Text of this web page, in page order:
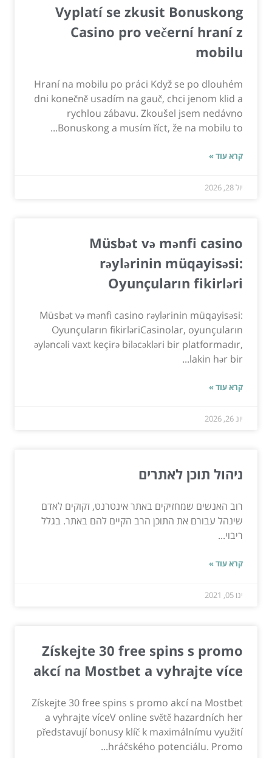
Vyplatí se zkusit Bonuskong
Casino pro večerní hraní z
mobilu
Hraní na mobilu po práci Když se po dlouhém
dni konečně usadím na gauč, chci jenom klid a
rychlou zábavu. Zkoušel jsem nedávno
Bonuskong a musím říct, že na mobilu to...
קרא עוד »
יול 28, 2026
Müsbət və mənfi casino
rəylərinin müqayisəsi:
Oyunçuların fikirləri
Müsbət və mənfi casino rəylərinin müqayisəsi:
Oyunçuların fikirləriCasinolar, oyunçuların
əyləncəli vaxt keçirə biləcəkləri bir platformadır,
lakin hər bir...
קרא עוד »
יונ 26, 2026
ניהול תוכן לאתרים
רוב האנשים שמחזיקים באתר אינטרנט, זקוקים לאדם
שינהל עבורם את התוכן הרב הקיים להם באתר. בגלל
ריבוי...
קרא עוד »
ינו 05, 2021
Získejte 30 free spins s promo
akcí na Mostbet a vyhrajte více
Získejte 30 free spins s promo akcí na Mostbet
a vyhrajte víceV online světě hazardních her
představují bonusy klíč k maximálnímu využití
hráčského potenciálu. Promo...